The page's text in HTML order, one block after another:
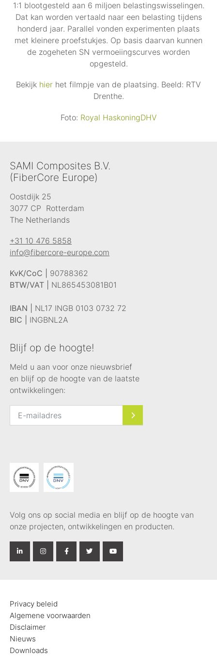
1:1 blootgesteld aan 6 miljoen belastingswisselingen.
Dat kan worden vertaald naar een belasting tijdens
honderd jaar. Parallel vonden experimenten plaats
met kleinere proefstukjes. Op basis daarvan kunnen
de zogeheten SN vermoeiingscurves worden
opgesteld.
Bekijk hier het filmpje van de plaatsing. Beeld: RTV
Drenthe.
Foto: Royal HaskoningDHV
SAMI Composites B.V.
(FiberCore Europe)
Oostdijk 25
3077 CP Rotterdam
The Netherlands
+31 10 476 5858
info@fibercore-europe.com
KvK/CoC | 90788362
BTW/VAT | NL865453081B01
IBAN | NL17 INGB 0103 0732 72
BIC | INGBNL2A
Blijf op de hoogte!
Meld u aan voor onze nieuwsbrief
en blijf op de hoogte van de laatste
ontwikkelingen:
Volg ons op social media en blijf op de hoogte van
onze projecten, ontwikkelingen en producten.
Privacy beleid
Algemene voorwaarden
Disclaimer
Nieuws
Downloads